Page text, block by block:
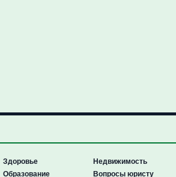
Здоровье
Образование
Недвижимость
Вопросы юристу